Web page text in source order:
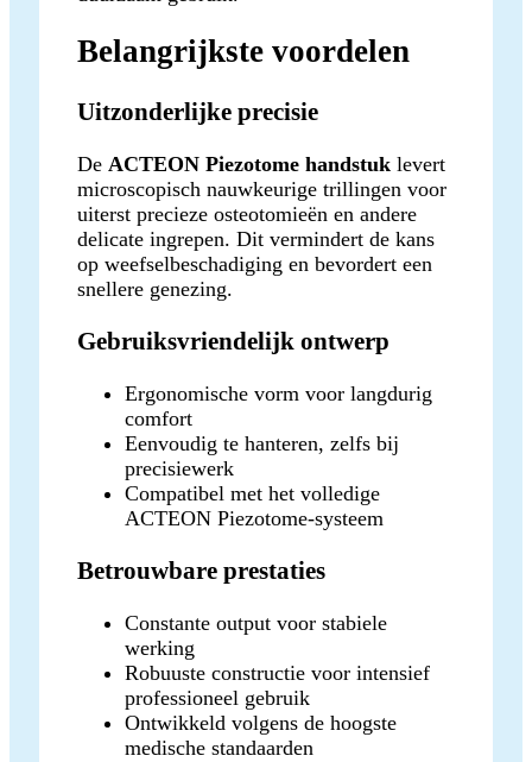
Belangrijkste voordelen
Uitzonderlijke precisie
De ACTEON Piezotome handstuk levert
microscopisch nauwkeurige trillingen voor
uiterst precieze osteotomieën en andere
delicate ingrepen. Dit vermindert de kans
op weefselbeschadiging en bevordert een
snellere genezing.
Gebruiksvriendelijk ontwerp
Ergonomische vorm voor langdurig
comfort
Eenvoudig te hanteren, zelfs bij
precisiewerk
Compatibel met het volledige
ACTEON Piezotome-systeem
Betrouwbare prestaties
Constante output voor stabiele
werking
Robuuste constructie voor intensief
professioneel gebruik
Ontwikkeld volgens de hoogste
medische standaarden